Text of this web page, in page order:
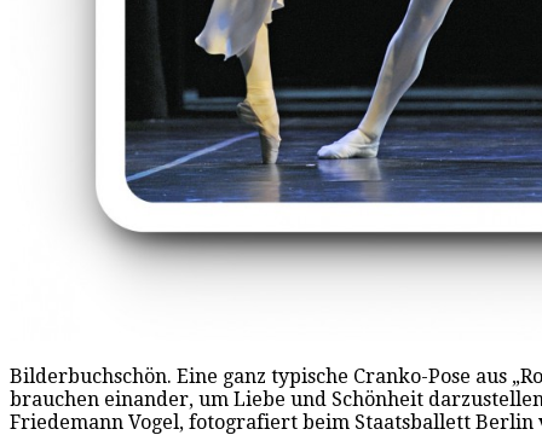
Bilderbuchschön. Eine ganz typische Cranko-Pose aus
brauchen einander, um Liebe und Schönheit
Friedemann Vogel, fotografiert beim Staatsballett Berlin